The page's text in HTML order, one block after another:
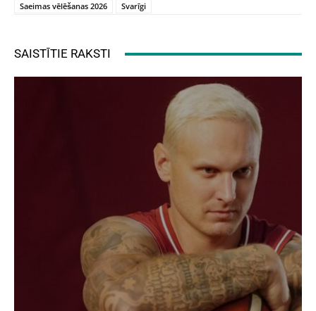
Saeimas vēlēšanas 2026
Svarīgi
SAISTĪTIE RAKSTI